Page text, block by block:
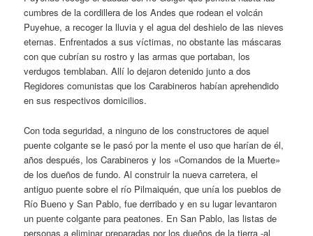
cumbres de la cordillera de los Andes que rodean el volcán
Puyehue, a recoger la lluvia y el agua del deshielo de las nieves
eternas. Enfrentados a sus víctimas, no obstante las máscaras
con que cubrían su rostro y las armas que portaban, los
verdugos temblaban. Allí lo dejaron detenido junto a dos
Regidores comunistas que los Carabineros habían aprehendido
en sus respectivos domicilios.
Con toda seguridad, a ninguno de los constructores de aquel
puente colgante se le pasó por la mente el uso que harían de él,
años después, los Carabineros y los «Comandos de la Muerte»
de los dueños de fundo. Al construir la nueva carretera, el
antiguo puente sobre el río Pilmaiquén, que unía los pueblos de
Río Bueno y San Pablo, fue derribado y en su lugar levantaron
un puente colgante para peatones. En San Pablo, las listas de
personas a eliminar preparadas por los dueños de la tierra -al